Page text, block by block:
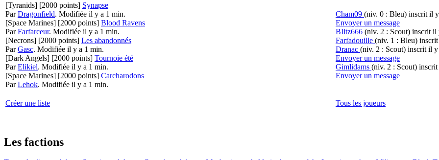
[Tyranids] [2000 points] Synapse
ParDragonfield. Modifiée il y a 1 min.
[Space Marines] [2000 points] Blood Ravens
ParFarfarceur. Modifiée il y a 1 min.
[Necrons] [2000 points] Les abandonnés
ParGasc. Modifiée il y a 1 min.
[Dark Angels] [2000 points] Tournoie été
ParElikiel. Modifiée il y a 1 min.
[Space Marines] [2000 points] Carcharodons
ParLehok. Modifiée il y a 1 min.
Cham09 (niv. 0 : Bleu) inscrit il
Envoyer un message
BIitz666 (niv. 2 : Scout) inscrit il
Farfadouille (niv. 1 : Bleu)
Dranac (niv. 2 : Scout) inscrit il y
Envoyer un message
Gimlidams (niv. 2 : Scout)
Envoyer un message
Créer une liste Tous les joueurs
Les factions